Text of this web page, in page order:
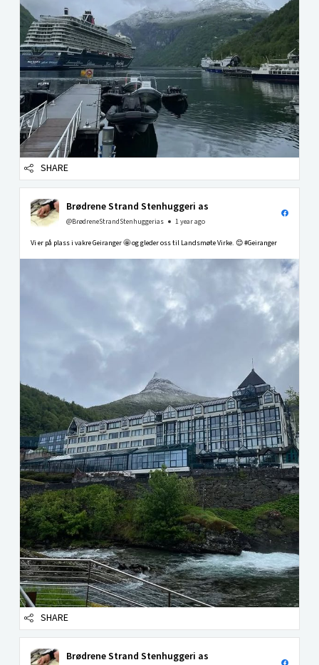
SHARE
Brødrene Strand Stenhuggeri as
@BrødreneStrandStenhuggerias 1 year ago
Vi er på plass i vakre Geiranger 🤩 og gleder oss til Landsmøte Virke. 😊 #Geiranger
SHARE
Brødrene Strand Stenhuggeri as